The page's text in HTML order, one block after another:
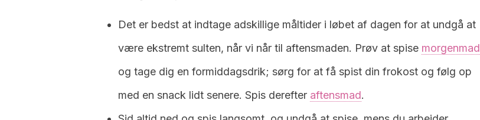
Det er bedst at indtage adskillige måltider i løbet af dagen for at undgå at
være ekstremt sulten, når vi når til aftensmaden. Prøv at spise morgenmad
og tage dig en formiddagsdrik; sørg for at få spist din frokost og følg op
med en snack lidt senere. Spis derefter aftensmad.